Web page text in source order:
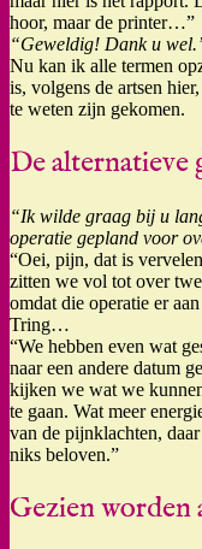
hoor, maar de printer…”
“Geweldig! Dank u
Nu kan ik alle termen
is, volgens de artsen
te weten zijn gekomen.
De alternatieve
“Ik wilde graag bij u
operatie gepland voor
“Oei, pijn, dat is
zitten we vol tot over
omdat die operatie er
Tring…
“We hebben even wat
naar een andere datum
kijken we wat we
te gaan. Wat meer
van de pijnklachten,
niks beloven.”
Gezien worden